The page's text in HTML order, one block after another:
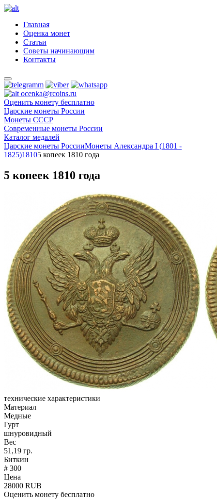
Главная
Оценка монет
Статьи
Советы начинающим
Контакты
ocenka@rcoins.ru
Оценить монету бесплатно
Царские монеты России
Монеты СССР
Современные монеты России
Каталог медалей
Царские монеты РоссииМонеты Александра I (1801 -
1825)18105 копеек 1810 года
5 копеек 1810 года
технические характеристики
Материал
Медные
Гурт
шнуровидный
Вес
51,19 гр.
Биткин
# 300
Цена
28000 RUB
Оценить монету бесплатно